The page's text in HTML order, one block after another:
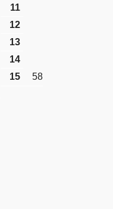
11
12
13
14
15
58